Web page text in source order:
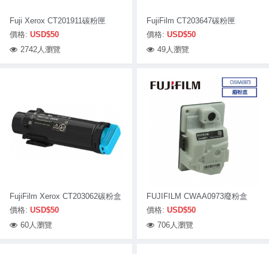
Fuji Xerox CT201911碳粉匣
價格: USD$50
2742人瀏覽
FujiFilm CT203647碳粉匣
價格: USD$50
49人瀏覽
FujiFilm Xerox CT203062碳粉盒
價格: USD$50
60人瀏覽
FUJIFILM CWAA0973廢粉盒
價格: USD$50
706人瀏覽